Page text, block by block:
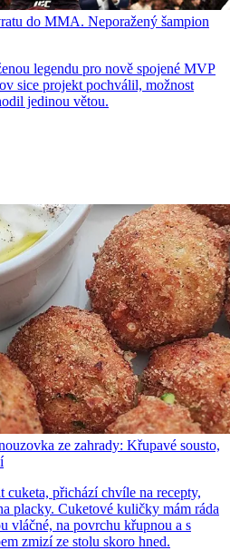
do MMA. Neporažený šampion
legendu pro nově spojené MVP
sice projekt pochválil, možnost
jedinou větou.
ze zahrady: Křupavé sousto,
cuketa, přichází chvíle na recepty,
placky. Cuketové kuličky mám ráda
vláčné, na povrchu křupnou a s
zmizí ze stolu skoro hned.